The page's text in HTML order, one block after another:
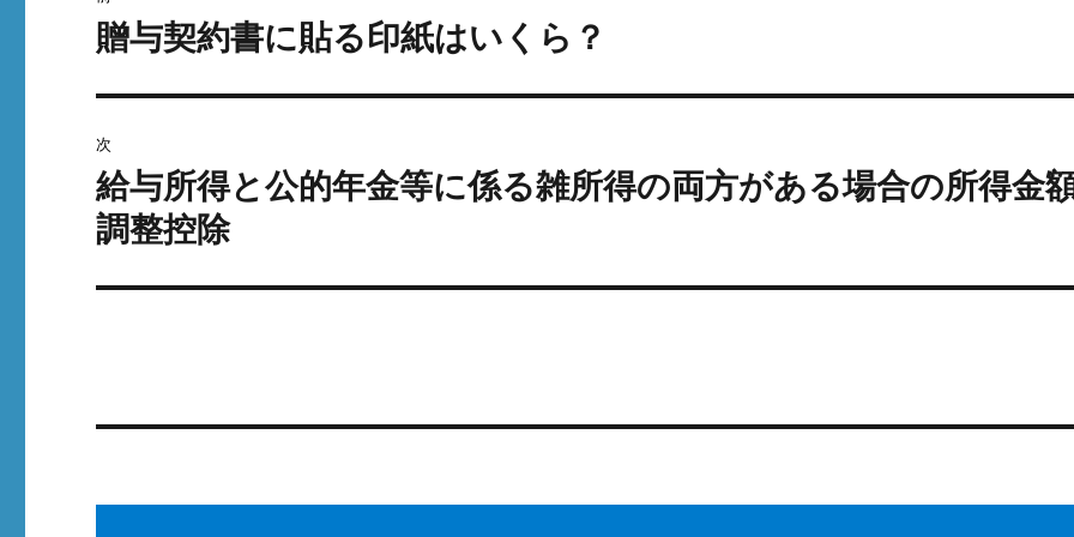
o
k
稿
ゲ
ー
前
投
稿:
贈与契約書に貼る印紙はいくら？
次
次
の
投
稿:
給与所得と公的年金等に係る雑所得の両方がある場合の所得金
調整控除